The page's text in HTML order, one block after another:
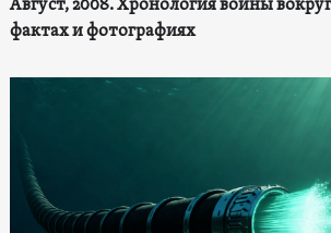
Август, 2008. Хронология войны
фактах и фотографиях